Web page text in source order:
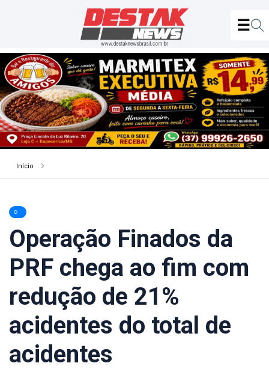
Início
Operação Finados da
PRF chega ao fim com
redução de 21%
acidentes do total de
acidentes